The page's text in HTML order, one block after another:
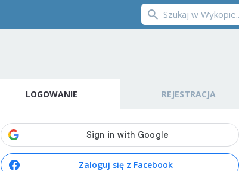
LOGOWANIE REJESTRACJA
Zaloguj się z Facebook